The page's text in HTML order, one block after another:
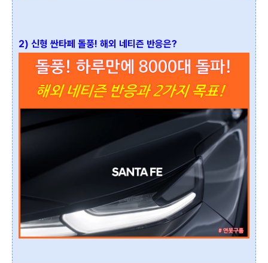
2) 신형 싼타페 돌풍! 해외 네티즌 반응은?